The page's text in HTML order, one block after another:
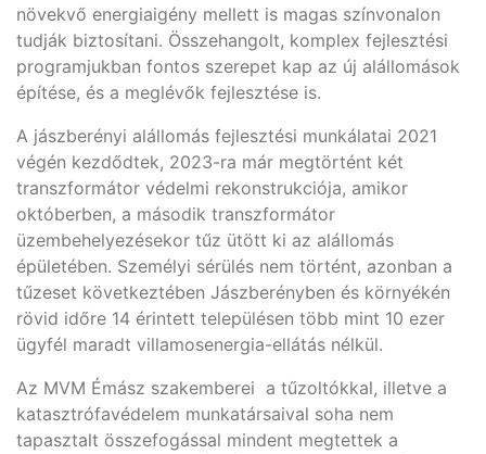
növekvő energiaigény mellett is magas színvonalon
tudják biztosítani. Összehangolt, komplex fejlesztési
programjukban fontos szerepet kap az új alállomások
építése, és a meglévők fejlesztése is.
A jászberényi alállomás fejlesztési munkálatai 2021
végén kezdődtek, 2023-ra már megtörtént két
transzformátor védelmi rekonstrukciója, amikor
októberben, a második transzformátor
üzembehelyezésekor tűz ütött ki az alállomás
épületében. Személyi sérülés nem történt, azonban a
tűzeset következtében Jászberényben és környékén
rövid időre 14 érintett településen több mint 10 ezer
ügyfél maradt villamosenergia-ellátás nélkül.
Az MVM Émász szakemberei a tűzoltókkal, illetve a
katasztrófavédelem munkatársaival soha nem
tapasztalt összefogással mindent megtettek a